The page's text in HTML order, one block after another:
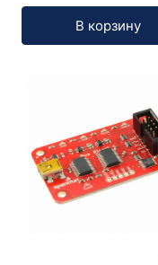
В корзину